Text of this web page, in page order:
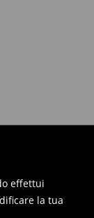
effettui
la tua